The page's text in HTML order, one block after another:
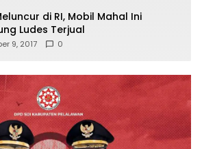
di RI, Mobil Mahal Ini
Ludes Terjual
9, 2017 0